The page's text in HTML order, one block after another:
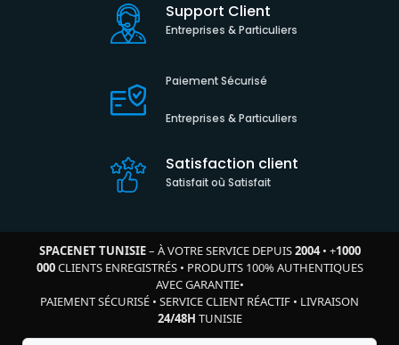
Support Client
Entreprises & Particuliers
Paiement Sécurisé
Entreprises & Particuliers
Satisfaction client
Satisfait où Satisfait
SPACENET TUNISIE– À VOTRE SERVICE DEPUIS2004• +1000
000CLIENTS ENREGISTRÉS• PRODUITS 100% AUTHENTIQUES
AVEC GARANTIE•
PAIEMENT SÉCURISÉ • SERVICE CLIENT RÉACTIF • LIVRAISON
24/48H TUNISIE